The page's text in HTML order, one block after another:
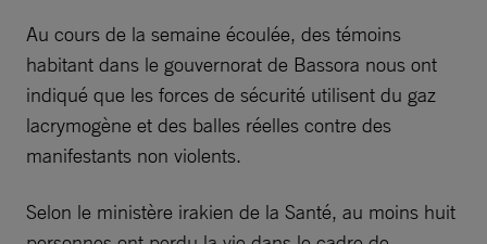
Au cours de la semaine écoulée, des témoins
habitant dans le gouvernorat de Bassora nous ont
indiqué que les forces de sécurité utilisent du gaz
lacrymogène et des balles réelles contre des
manifestants non violents.
Selon le ministère irakien de la Santé, au moins huit